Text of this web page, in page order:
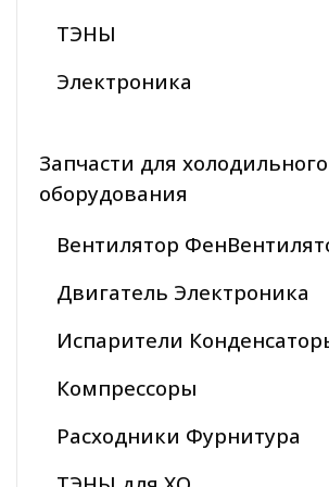
ТЭНЫ
Электроника
Запчасти для холодильного
оборудования
Вентилятор
Двигатель Электроника
Испарители
Компрессоры
Расходники Фурнитура